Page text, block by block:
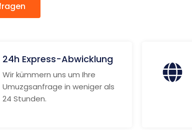
24h Express-Abwicklung
Wir kümmern uns um Ihre
Umuzgsanfrage in weniger als
24 Stunden.